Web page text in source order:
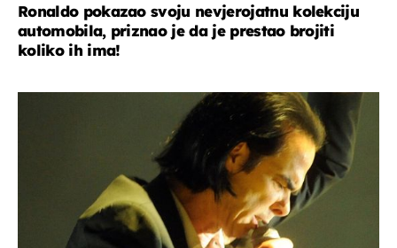
Ronaldo pokazao svoju nevjerojatnu kolekciju
automobila, priznao je da je prestao brojiti
koliko ih ima!